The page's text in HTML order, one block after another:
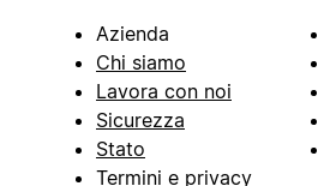
Azienda
Chi siamo
Lavora con noi
Sicurezza
Stato
Termini e privacy